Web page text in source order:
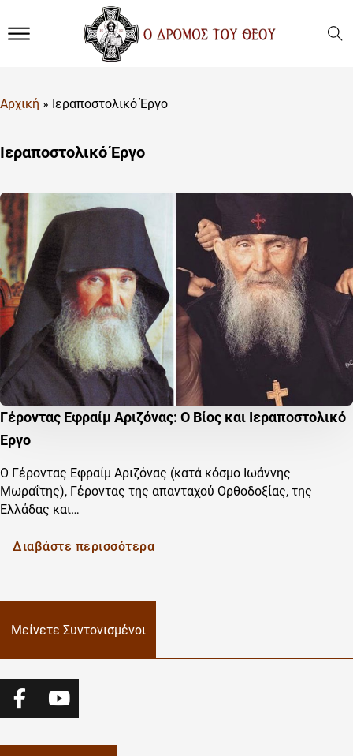
Αρχική » Ιεραποστολικό Έργο
Ιεραποστολικό Έργο
Γέροντας Εφραίμ Αριζόνας: Ο Βίος και Ιεραποστολικό
Έργο
Ο Γέροντας Εφραίμ Αριζόνας (κατά κόσμο Ιωάννης
Μωραΐτης), Γέροντας της απανταχού Ορθοδοξίας, της
Ελλάδας και…
Διαβάστε περισσότερα
Μείνετε Συντονισμένοι